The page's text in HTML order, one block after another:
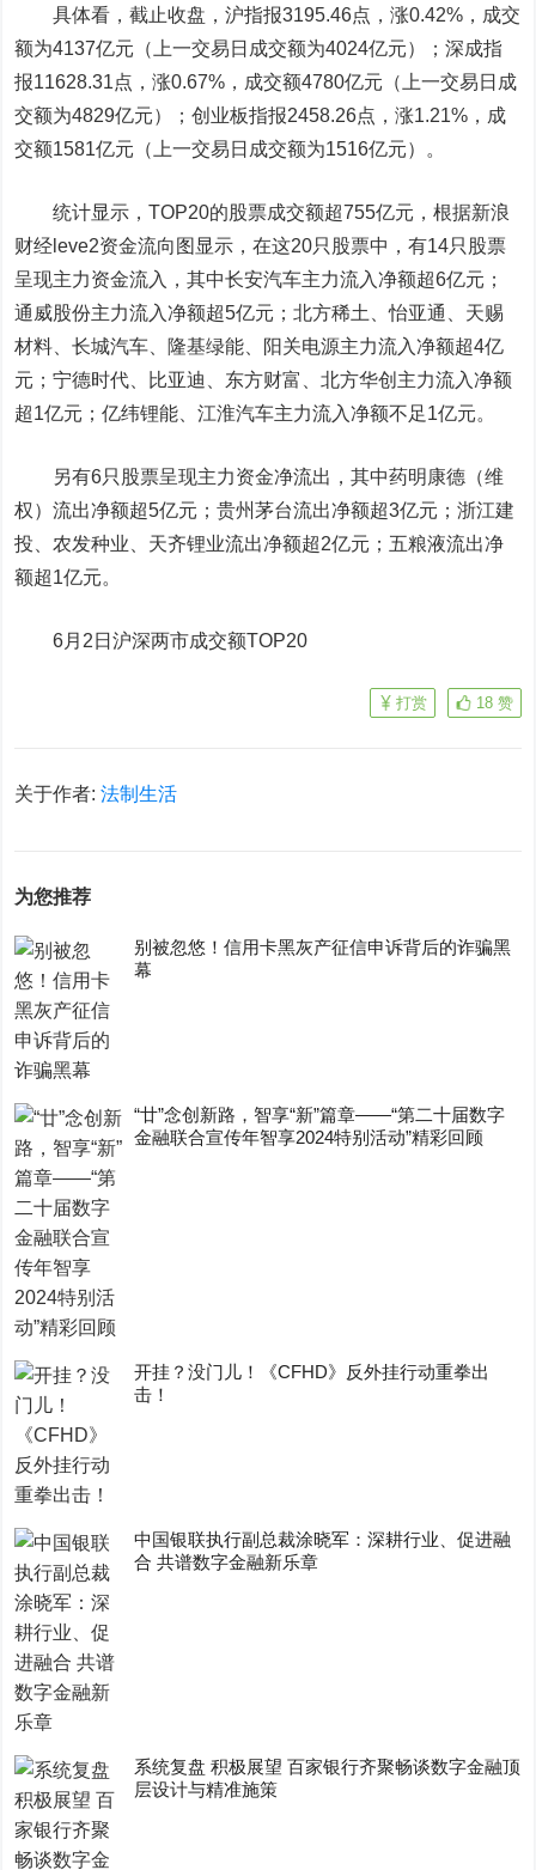
具体看，截止收盘，沪指报3195.46点，涨0.42%，成交
额为4137亿元（上一交易日成交额为4024亿元）；深成指
报11628.31点，涨0.67%，成交额4780亿元（上一交易日成
交额为4829亿元）；创业板指报2458.26点，涨1.21%，成
交额1581亿元（上一交易日成交额为1516亿元）。
统计显示，TOP20的股票成交额超755亿元，根据新浪
财经leve2资金流向图显示，在这20只股票中，有14只股票
呈现主力资金流入，其中长安汽车主力流入净额超6亿元；
通威股份主力流入净额超5亿元；北方稀土 、怡亚通
天赐
材料 、长城汽车 隆基绿能 、阳关电源主力流入净额超4亿
元；宁德时代 比亚迪 东方财富 、北方华创 主力流入净额
超1亿元；亿纬锂能 、江淮汽车主力流入净额不足1亿元。
另有6只股票呈现主力资金净流出，其中药明康德 （维
权）流出净额超5亿元；贵州茅台流出净额超3亿元；浙江建
投 、农发种业 天齐锂业流出净额超2亿元； 五粮液流出净
额超1亿元。
6月2日沪深两市成交额TOP20
18 赞
打赏
关于作者:法制生活
为您推荐
别被忽悠！信用卡黑灰产征信申诉背后的诈骗黑
幕
“廿”念创新路，智享“新”篇章——“第二十届数字
金融联合宣传年智享2024特别活动”精彩回顾
开挂？没门儿！《CFHD》反外挂行动重拳出
击！
中国银联执行副总裁涂晓军：深耕行业、促进融
合 共谱数字金融新乐章
系统复盘 积极展望 百家银行齐聚畅谈数字金融顶
层设计与精准施策